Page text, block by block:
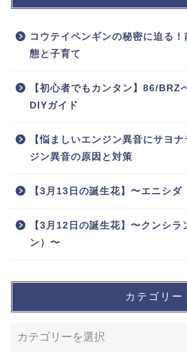
コウテイペンギンの秘密に迫る
態と子育て
【初心者でもカンタン】86/BRZ
DIYガイド
【悩ましいエンジン異音にサヨ
ジン異音の原因と対策
【3月13日の誕生花】〜エニシダ
【3月12日の誕生花】〜クンシラ
ン）〜
カテゴリー